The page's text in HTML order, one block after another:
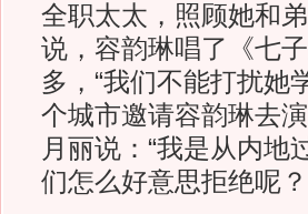
全职太太，照顾她和
说，容韵琳唱了《七
多，“我们不能打扰她
个城市邀请容韵琳去
月丽说：“我是从内
们怎么好意思拒绝呢？